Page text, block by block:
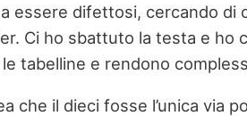
essere difettosi, cercando
Ci ho sbattuto la testa e
tabelline e rendono
che il dieci fosse l’unica via